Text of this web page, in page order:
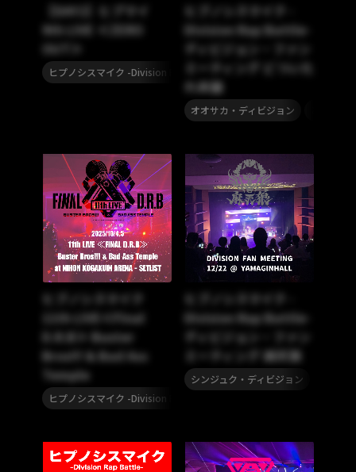
【DAY2】ヒプマイ
9th LIVE ≪ZERO
OUT≫
ヒプノシスマイク -Division Rap Battle- セットリスト
ヒプノシスマイク -
Division Rap Battle-
ディビジョン・ファン
ミーティング どついた
れ本舗
オオサカ・ディビジョン
ヒプノシスマイク
11th LIVE≪Final
D.R.B≫ Buster
Bros!!! & Bad Ass
Temple
ヒプノシスマイク -Division Rap Battle- ,
ヒプノシスマイク -
Division Rap Battle-
ディビジョン・ファン
ミーティング 麻天狼
シンジュク・ディビジョン